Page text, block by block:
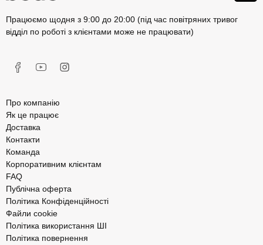
Працюємо щодня з 9:00 до 20:00 (під час повітряних тривог
відділ по роботі з клієнтами може не працювати)
Про компанію
Як це працює
Доставка
Контакти
Команда
Корпоративним клієнтам
FAQ
Публічна оферта
Політика Конфіденційності
Файли cookie
Політика використання ШІ
Політика повернення